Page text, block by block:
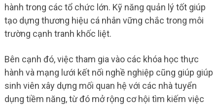
hành trong các tổ chức lớn. Kỹ năng quản lý tốt giúp
tạo dựng thương hiệu cá nhân vững chắc trong môi
trường cạnh tranh khốc liệt.
Bên cạnh đó, việc tham gia vào các khóa học thực
hành và mạng lưới kết nối nghề nghiệp cũng giúp giúp
sinh viên xây dựng mối quan hệ với các nhà tuyển
dụng tiềm năng, từ đó mở rộng cơ hội tìm kiếm việc